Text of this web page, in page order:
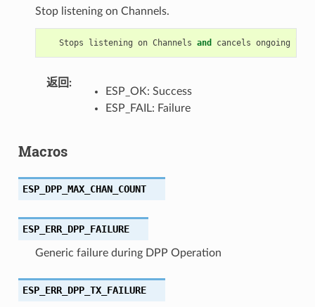
Stop listening on Channels.
Stops listening on Channels and cancels ongoing
返回 :
ESP_OK: Success
ESP_FAIL: Failure
Macros
ESP_DPP_MAX_CHAN_COUNT
ESP_ERR_DPP_FAILURE
Generic failure during DPP Operation
ESP_ERR_DPP_TX_FAILURE